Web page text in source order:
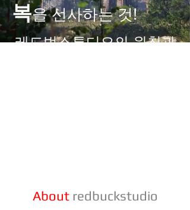
복을 선사하는 것!
레드벅스튜디오의 원칙과
About redbuckstudio